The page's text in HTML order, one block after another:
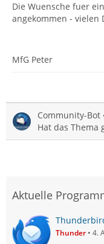
Die Wuensche fuer
angekommen - vielen
MfG Peter
Community-Bot
Hat das Thema
Aktuelle
Thunder 4.